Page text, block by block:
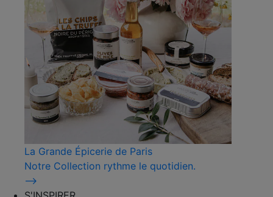
La Grande Épicerie de Paris
Notre Collection rythme le quotidien.
⟶